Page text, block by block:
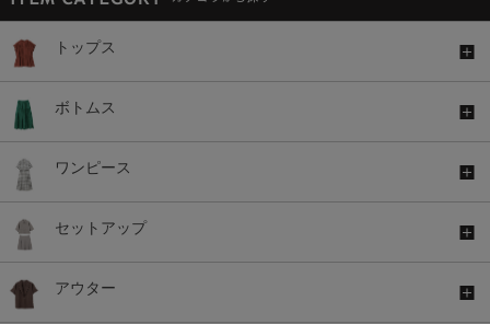
トップス
ボトムス
ワンピース
セットアップ
アウター